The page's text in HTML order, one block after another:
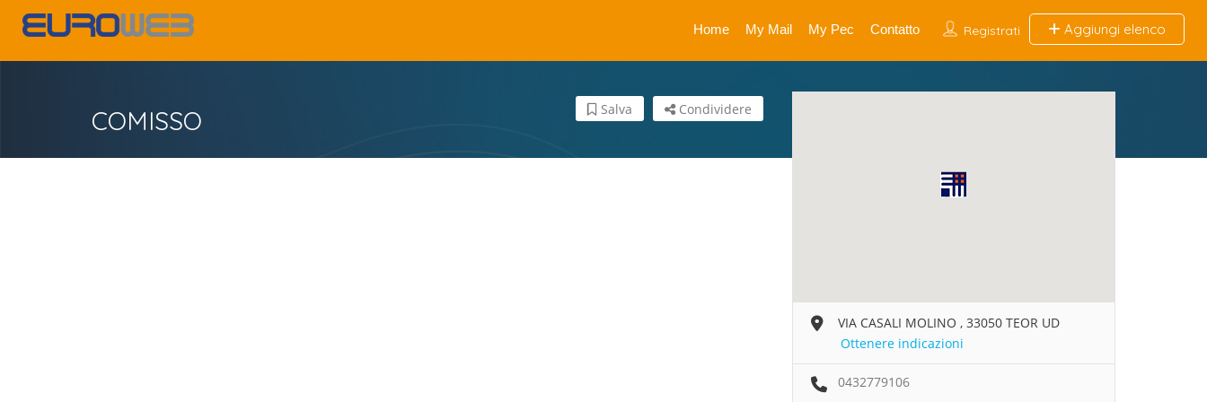
Registrati Aggiungi elenco
Home My Mail My Pec Contatto
COMISSO Condividere
Salva
VIA CASALI MOLINO , 33050 TEOR UD
Ottenere indicazioni
0432779106